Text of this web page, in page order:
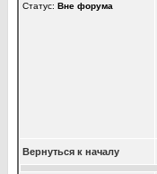
Статус: Вне форума
Вернуться к началу